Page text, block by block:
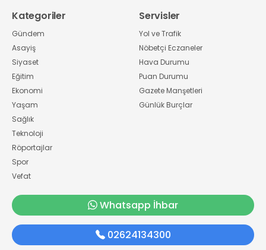
Kategoriler
Gündem
Asayiş
Siyaset
Eğitim
Ekonomi
Yaşam
Sağlık
Teknoloji
Röportajlar
Spor
Vefat
Servisler
Yol ve Trafik
Nöbetçi Eczaneler
Hava Durumu
Puan Durumu
Gazete Manşetleri
Günlük Burçlar
Whatsapp İhbar
02624134300